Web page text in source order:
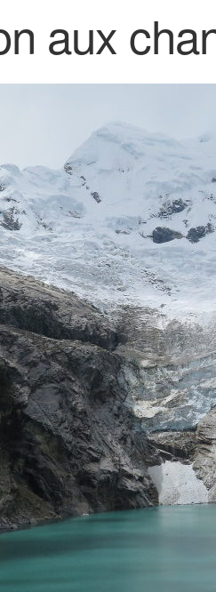
aux